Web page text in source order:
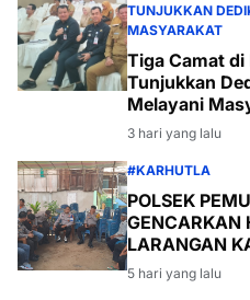
TUNJUKKAN
MASYARAKAT
Tiga Camat di
Tunjukkan
Melayani
3 hari yang lalu
#KARHUTLA
POLSEK
GENCARKAN
LARANGAN
PROGRAM
KE DESA-DESA
5 hari yang lalu